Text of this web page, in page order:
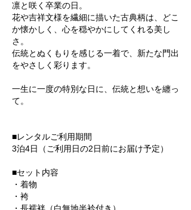
凛と咲く卒業の日。
花や吉祥文様を繊細に描いた古典柄は、どこ
か懐かしく、心を穏やかにしてくれる美し
さ。
伝統とぬくもりを感じる一着で、新たな門出
をやさしく彩ります。
一生に一度の特別な日に、伝統と想いを纏っ
て。
■レンタルご利用期間
3泊4日（ご利用日の2日前にお届け予定）
■セット内容
・着物
・袴